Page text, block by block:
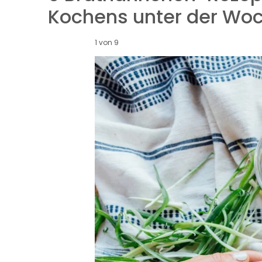
Kochens unter der
1 von 9